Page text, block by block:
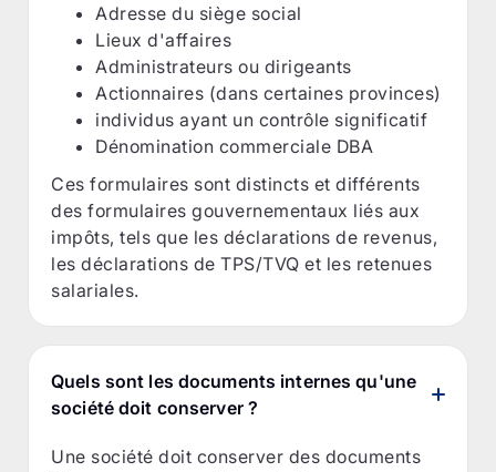
Adresse du siège social
Lieux d'affaires
Administrateurs ou dirigeants
Actionnaires (dans certaines provinces)
individus ayant un contrôle significatif
Dénomination commerciale DBA
Ces formulaires sont distincts et différents
des formulaires gouvernementaux liés aux
impôts, tels que les déclarations de revenus,
les déclarations de TPS/TVQ et les retenues
salariales.
Quels sont les documents internes qu'une
société doit conserver ?
Une société doit conserver des documents